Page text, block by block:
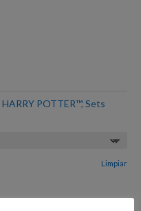
HARRY POTTER™, Sets
Limpiar